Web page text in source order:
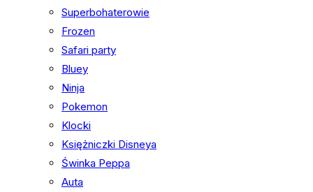
Superbohaterowie
Frozen
Safari party
Bluey
Ninja
Pokemon
Klocki
Księżniczki Disneya
Świnka Peppa
Auta